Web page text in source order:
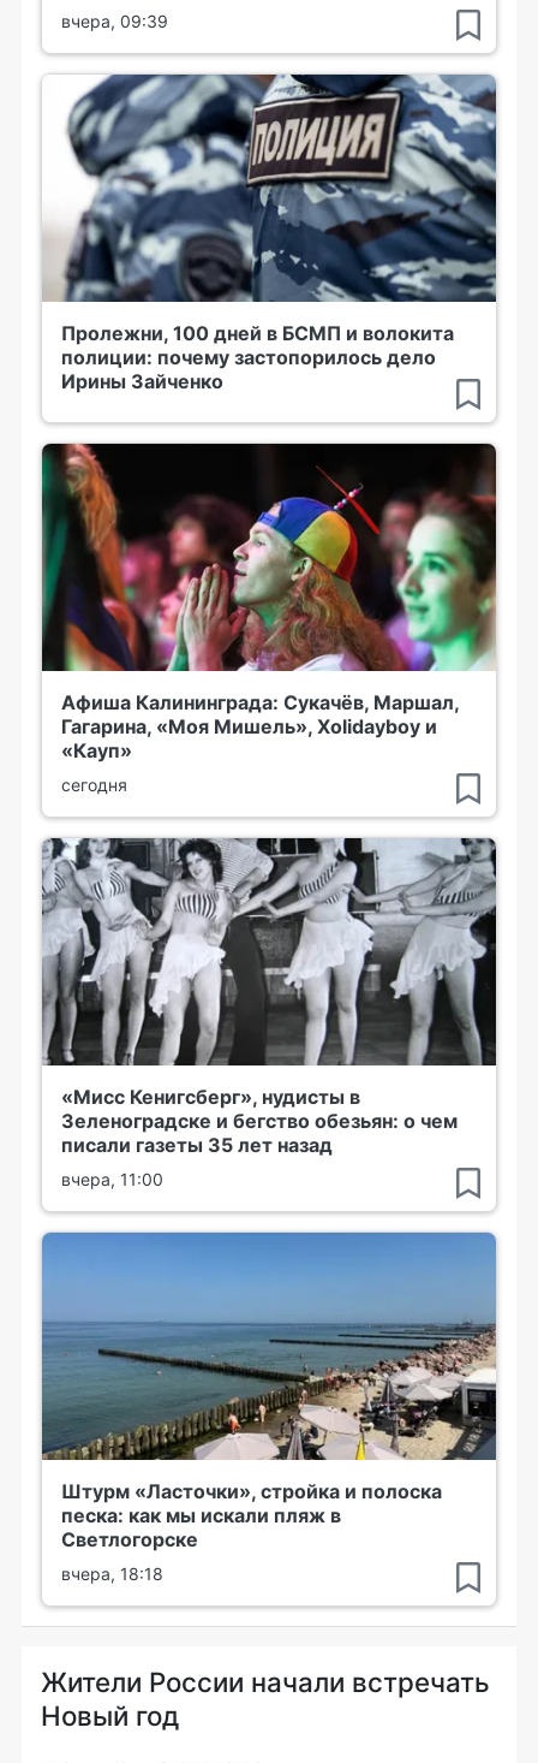
вчера, 09:39
Пролежни, 100 дней в БСМП и волокита
полиции: почему застопорилось дело
Ирины Зайченко
Афиша Калининграда: Сукачёв, Маршал,
Гагарина, «Моя Мишель», Xolidayboy и
«Кауп»
сегодня
«Мисс Кенигсберг», нудисты в
Зеленоградске и бегство обезьян: о чем
писали газеты 35 лет назад
вчера, 11:00
Штурм «Ласточки», стройка и полоска
песка: как мы искали пляж в
Светлогорске
вчера, 18:18
Жители России начали встречать
Новый год